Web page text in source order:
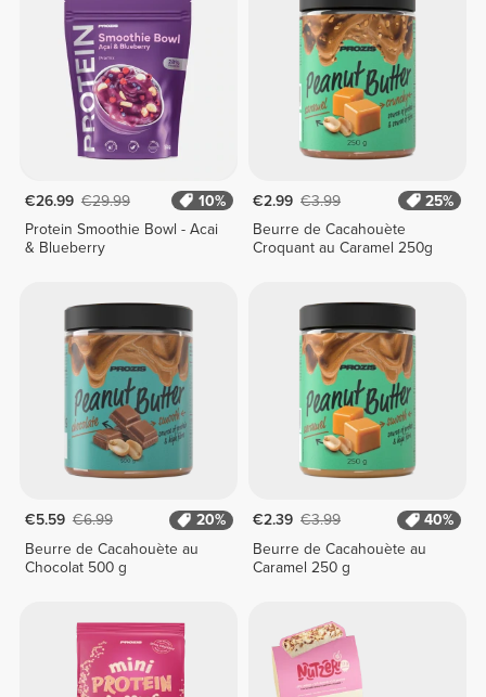
€26.99 €29.99
10%
Protein Smoothie Bowl - Acai
& Blueberry
€2.99 €3.99
25%
Beurre de Cacahouète
Croquant au Caramel 250g
€5.59 €6.99
20%
Beurre de Cacahouète au
Chocolat 500 g
€2.39 €3.99
40%
Beurre de Cacahouète au
Caramel 250 g